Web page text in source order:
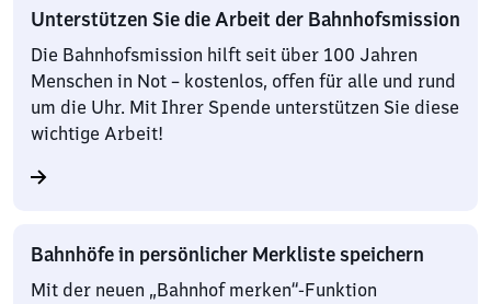
Unterstützen Sie die Arbeit der Bahnhofsmission
Die Bahnhofsmission hilft seit über 100 Jahren
Menschen in Not – kostenlos, offen für alle und rund
um die Uhr. Mit Ihrer Spende unterstützen Sie diese
wichtige Arbeit!
Bahnhöfe in persönlicher Merkliste speichern
Mit der neuen „Bahnhof merken“-Funktion